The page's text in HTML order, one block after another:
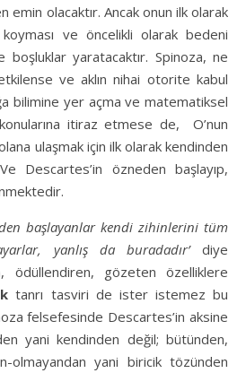
emin olacaktır. Ancak onun ilk olarak
ve öncelikli olarak bedeni
boşluklar yaratacaktır. Spinoza, ne
ve aklın nihai otorite kabul
bilimine yer açma ve matematiksel
itiraz etmese de, O’nun
olana ulaşmak için ilk olarak kendinden
Descartes’in özneden başlayıp,
başlayanlar kendi zihinlerini tüm
yanlış da buradadır’diye
ödüllendiren, gözeten özelliklere
tanrı tasviri de ister istemez bu
felsefesinde Descartes’in aksine
yani kendinden değil; bütünden,
olmayandan yani biricik tözünden